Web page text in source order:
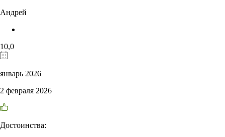
Андрей
10,0
январь 2026
2 февраля 2026
Достоинства: